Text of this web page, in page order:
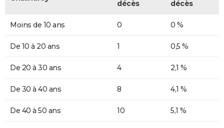
décès
décès
Moins de 10 ans 0 0 %
De 10 à 20 ans 1 0,5 %
De 20 à 30 ans 4 2,1 %
De 30 à 40 ans 8 4,1 %
De 40 à 50 ans 10 5,1 %